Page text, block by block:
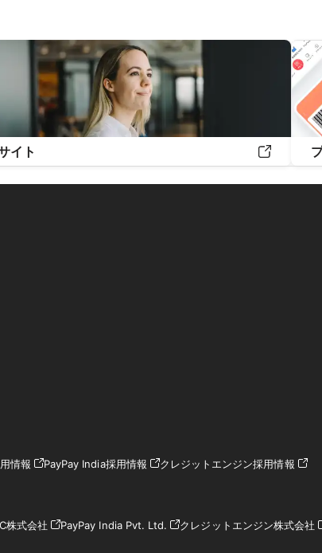
イト
情報 PayPay India採用情報 クレジットエンジン採用情報
株式会社 PayPay India Pvt. Ltd. クレジットエンジン株式会社